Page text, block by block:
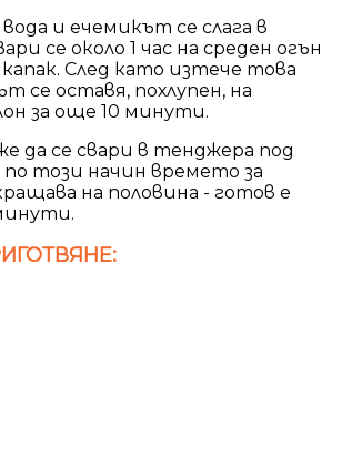
и ечемикът се слага в
се около 1 час на среден огън
След като изтече това
се оставя, похлупен, на
за още 10 минути.
да се свари в тенджера под
по този начин времето за
на половина - готов е